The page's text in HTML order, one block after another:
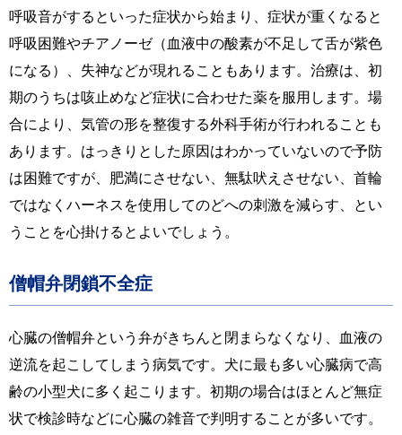
呼吸音がするといった症状から始まり、症状が重くなると
呼吸困難やチアノーゼ（血液中の酸素が不足して舌が紫色
になる）、失神などが現れることもあります。治療は、初
期のうちは咳止めなど症状に合わせた薬を服用します。場
合により、気管の形を整復する外科手術が行われることも
あります。はっきりとした原因はわかっていないので予防
は困難ですが、肥満にさせない、無駄吠えさせない、首輪
ではなくハーネスを使用してのどへの刺激を減らす、とい
うことを心掛けるとよいでしょう。
僧帽弁閉鎖不全症
心臓の僧帽弁という弁がきちんと閉まらなくなり、血液の
逆流を起こしてしまう病気です。犬に最も多い心臓病で高
齢の小型犬に多く起こります。初期の場合はほとんど無症
状で検診時などに心臓の雑音で判明することが多いです。